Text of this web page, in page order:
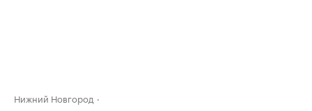
Нижний Новгород